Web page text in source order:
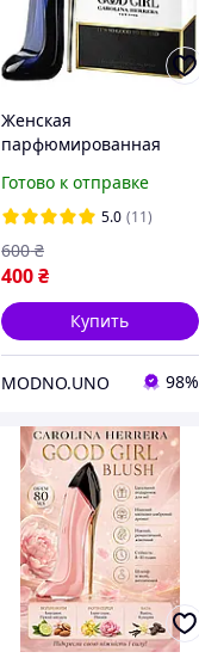
Женская
парфюмированная
Good Girl (Каролина
Херрера Гуд Гел) 80 мл
Готово к отправке
5.0 (11)
400₴
600 ₴
Купить
MODNO.UNO 98%